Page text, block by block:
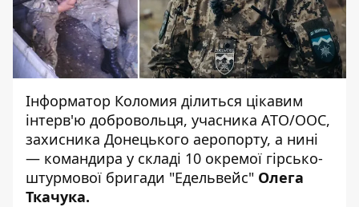
Інформатор Коломия ділиться цікавим
інтерв'ю добровольця, учасника АТО/ООС,
захисника Донецького аеропорту, а нині
— командира у складі 10 окремої гірсько-
штурмової бригади "Едельвейс" Олега
Ткачука.